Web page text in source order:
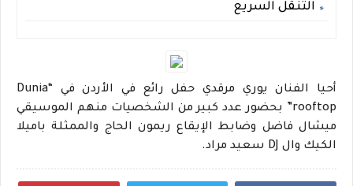
التنقل السريع
أحيا الفنان يوري مرقدي حفل رائع في الأردن في “Dunia
rooftop” بحضور عدد كبير من الشخصيات منهم الموسيقي
ميشال فاضل وضابط الإيقاع ريمون الحاج والممثلة باميلا
الكيك وال DJ سعيد مراد.